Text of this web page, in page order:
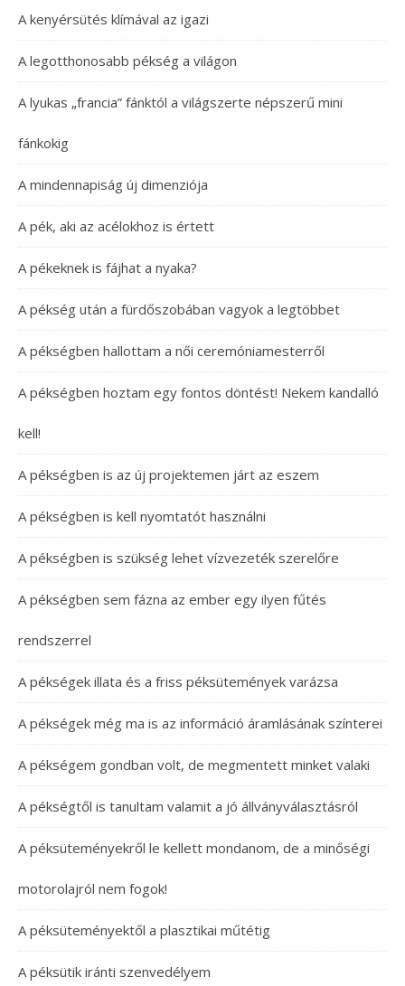
A kenyérsütés klímával az igazi
A legotthonosabb pékség a világon
A lyukas „francia” fánktól a világszerte népszerű mini
fánkokig
A mindennapiság új dimenziója
A pék, aki az acélokhoz is értett
A pékeknek is fájhat a nyaka?
A pékség után a fürdőszobában vagyok a legtöbbet
A pékségben hallottam a női ceremóniamesterről
A pékségben hoztam egy fontos döntést! Nekem kandalló
kell!
A pékségben is az új projektemen járt az eszem
A pékségben is kell nyomtatót használni
A pékségben is szükség lehet vízvezeték szerelőre
A pékségben sem fázna az ember egy ilyen fűtés
rendszerrel
A pékségek illata és a friss péksütemények varázsa
A pékségek még ma is az információ áramlásának színterei
A pékségem gondban volt, de megmentett minket valaki
A pékségtől is tanultam valamit a jó állványválasztásról
A péksüteményekről le kellett mondanom, de a minőségi
motorolajról nem fogok!
A péksüteményektől a plasztikai műtétig
A péksütik iránti szenvedélyem